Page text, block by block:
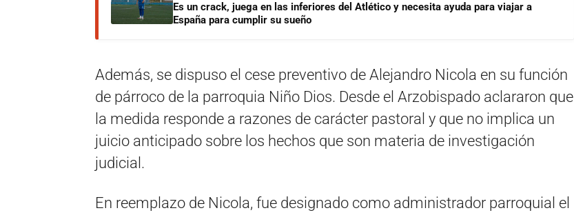
Es un crack, juega en las inferiores del Atlético y necesita ayuda para viajar a
España para cumplir su sueño
Además, se dispuso el cese preventivo de Alejandro Nicola en su función
de párroco de la parroquia Niño Dios. Desde el Arzobispado aclararon que
la medida responde a razones de carácter pastoral y que no implica un
juicio anticipado sobre los hechos que son materia de investigación
judicial.
En reemplazo de Nicola, fue designado como administrador parroquial el